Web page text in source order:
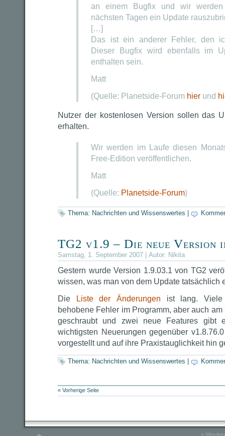
an einem Bugfix und wir
nächsten Tagen ein Update
[…]
Das ist ein anderer Fehler, den
Dieser Bugfix wird ebenfalls im
enthalten sein.
Matt
(Quelle: Planetside-Forum hier und
Nutzer der kostenlosen Version sollen das
erhalten.
Wir werden im Laufe diesen
Free-Edition veröffentlichen.
Matt
(Quelle: Planetside-Forum)
Thema: Nachrichten und Wissenswertes
TG2 v1.9 – Die neue Version
Samstag, 1. September 2007 | Autor: Nikita
Gestern wurde Version 1.9.03.1 von TG2
wissen, was man von dem Update tatsächlich
Die
Liste der Änderungen ist lang. Viele
behobene Fehler im Programm, aber auch
geschraubt und zwei neue Features gibt
wichtigsten Neuerungen gegenüber
vorgestellt und auf ihre Praxistauglichkeit hin
Thema: Nachrichten und Wissenswertes
« Vorherige Seite
»